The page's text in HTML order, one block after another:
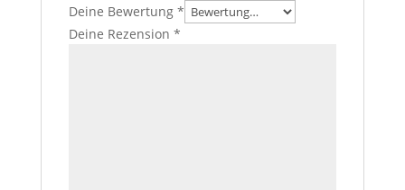
Deine Bewertung *
Deine Rezension *